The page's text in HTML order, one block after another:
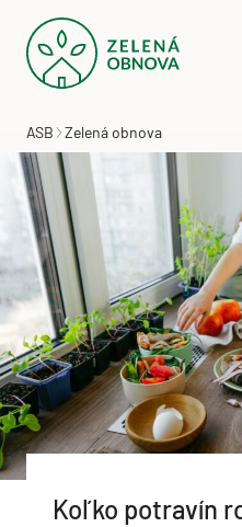
ASB Zelená obnova
Koľko potravín